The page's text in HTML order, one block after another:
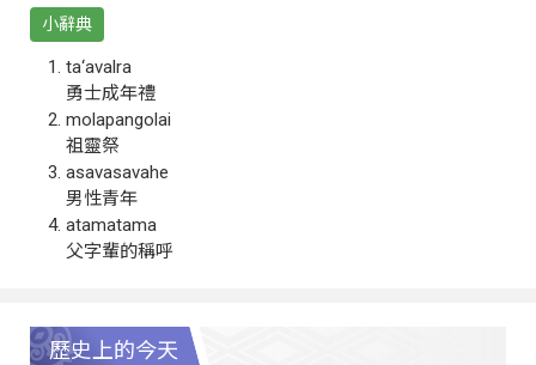
小辭典
ta‘avalra
勇士成年禮
molapangolai
祖靈祭
asavasavahe
男性青年
atamatama
父字輩的稱呼
歷史上的今天